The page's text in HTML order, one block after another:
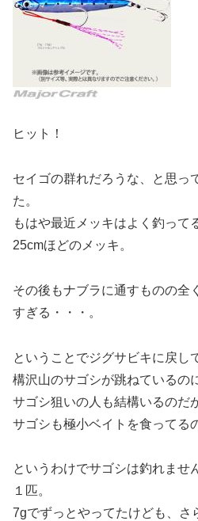
ヒット！
セイゴの群れだろうな、と思っ
た。
もはや最近メッキはよく釣って
25cmほどのメッキ。
その後もナブラに通すものの全
すぎる・・・。
ということでジグサビキに戻し
構沢山のサゴシが跳ねているの
サゴシ狙いの人も結構いるのだ
サゴシも極小ベイトを食ってる
というわけでサゴシは釣れませ
１匹。
7gでずっとやってたけども、さ